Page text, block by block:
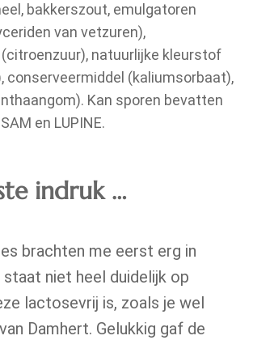
bakkerszout, emulgatoren
van vetzuren),
natuurlijke kleurstof
conserveermiddel (kaliumsorbaat),
Kan sporen bevatten
en LUPINE.
indruk …
brachten me eerst erg in
staat niet heel duidelijk op
lactosevrij is, zoals je wel
Damhert. Gelukkig gaf de